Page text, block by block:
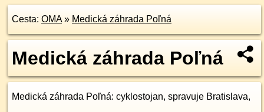
Cesta: OMA» Medická záhrada Poľná
Medická záhrada Poľná
Medická záhrada Poľná: cyklostojan, spravuje Bratislava,